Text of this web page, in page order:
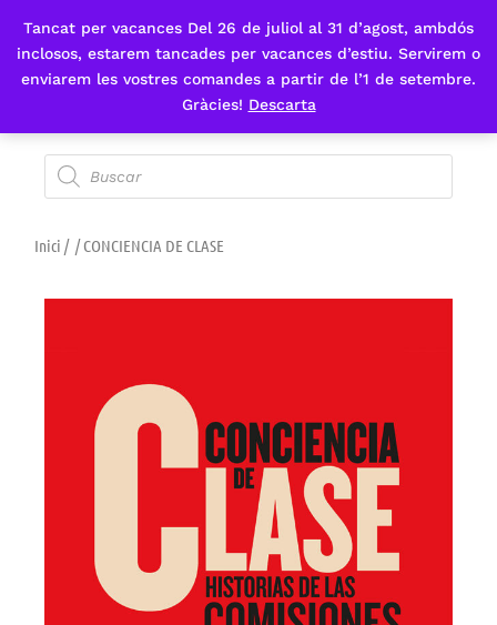
Tancat per vacances Del 26 de juliol al 31 d’agost, ambdós
inclosos, estarem tancades per vacances d’estiu. Servirem o
enviarem les vostres comandes a partir de l’1 de setembre.
Gràcies! Descarta
Fes-te'n sòcia
Inici / / CONCIENCIA DE CLASE